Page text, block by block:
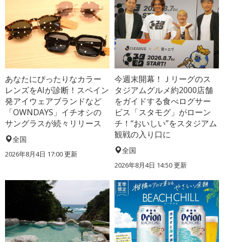
あなたにぴったりなカラー
レンズをAIが診断！スペイン
発アイウェアブランドなど
「OWNDAYS」イチオシの
サングラスが続々リリース
全国
2026年8月4日 17:00更新
今週末開幕！Ｊリーグのス
タジアムグルメ約2000店舗
をガイドする食べログサー
ビス「スタモグ」がローン
チ！“おいしい”をスタジアム
観戦の入り口に
全国
2026年8月4日 14:50更新